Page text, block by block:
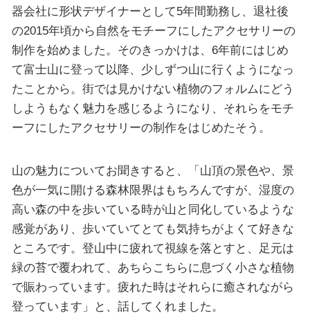
器会社に形状デザイナーとして5年間勤務し、退社後
の2015年頃から自然をモチーフにしたアクセサリーの
制作を始めました。そのきっかけは、6年前にはじめ
て富士山に登って以降、少しずつ山に行くようになっ
たことから。街では見かけない植物のフォルムにどう
しようもなく魅力を感じるようになり、それらをモチ
ーフにしたアクセサリーの制作をはじめたそう。
山の魅力についてお聞きすると、「山頂の景色や、景
色が一気に開ける森林限界はもちろんですが、湿度の
高い森の中を歩いている時が山と同化しているような
感覚があり、歩いていてとても気持ちがよくて好きな
ところです。登山中に疲れて視線を落とすと、足元は
緑の苔で覆われて、あちらこちらに息づく小さな植物
で賑わっています。疲れた時はそれらに癒されながら
登っています」と、話してくれました。